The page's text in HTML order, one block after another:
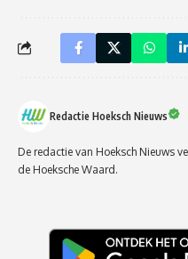
Redactie Hoeksch Nieuws
De redactie van Hoeksch Nieuws
de Hoeksche Waard.